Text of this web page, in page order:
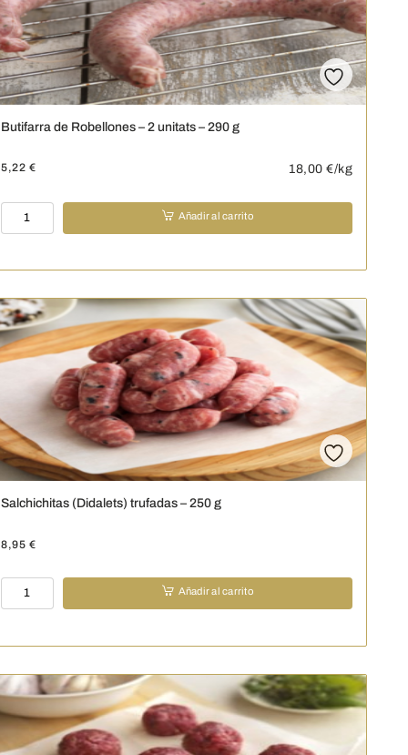
cantidad
Butifarra de Robellones – 2 unitats – 290 g
5,22 € 18,00 €/kg
Butifarra
de
-
unitats
-
290
g
cantidad
Añadir al carrito
Salchichitas (Didalets) trufadas – 250 g
8,95 €
Salchichitas
(Didalets)
-
g
cantidad
Añadir al carrito